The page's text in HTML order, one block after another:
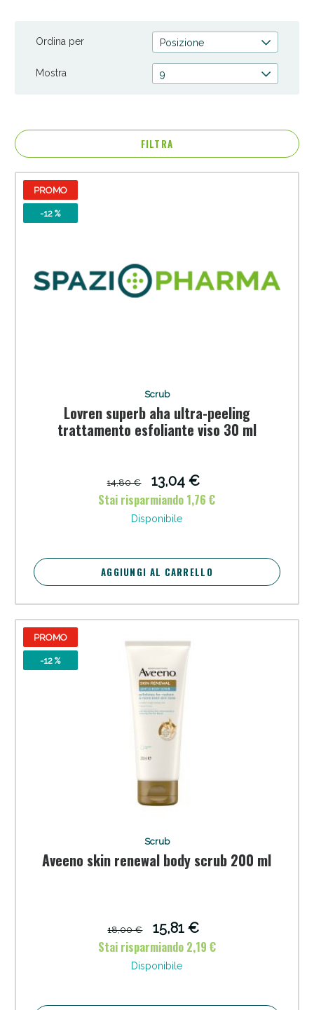
Ordina per Posizione
Mostra 9
FILTRA
PROMO
-12 %
Scrub
Lovren superb aha ultra-peeling
trattamento esfoliante viso 30 ml
14,80 €
13,04 €
Stai risparmiando 1,76 €
Disponibile
AGGIUNGI AL CARRELLO
PROMO
-12 %
Scrub
Aveeno skin renewal body scrub 200 ml
18,00 €
15,81 €
Stai risparmiando 2,19 €
Disponibile
Anticellulite e Fanghi: Sconto fino al 40% valido
Sconto fino al 55% disponibile oggi!
Vie Urinarie e Prostata: Sconti fino al 45% oggi!